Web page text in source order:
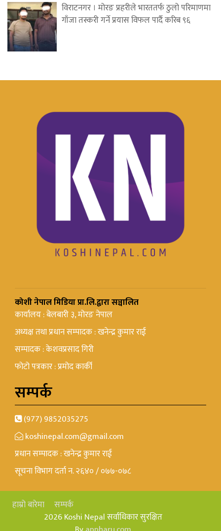
विराटनगर । मोरङ प्रहरीले भारततर्फ ठुलो परिमाणमा
गाँजा तस्करी गर्ने प्रयास विफल पार्दै करिब ९६
कोशी नेपाल मिडिया प्रा.लि.द्वारा सञ्चालित
कार्यालय : बेलबारी ३, मोरङ नेपाल
अध्यक्ष तथा प्रधान सम्पादक : खनेन्द्र कुमार राई
सम्पादक : केशवप्रसाद गिरी
फोटो पत्रकार : प्रमोद कार्की
सम्पर्क
(977) 9852035275
koshinepal.com@gmail.com
प्रधान सम्पादक : खनेन्द्र कुमार राई
सूचना विभाग दर्ता न. २६४० / ०७७-०७८
हाम्रो बारेमा
सम्पर्क
2026 Koshi Nepal सर्वाधिकार सुरक्षित